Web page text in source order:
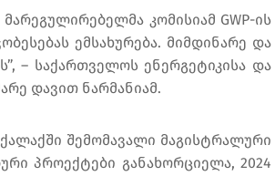
კომისიამ GWP-ის
ემსახურება. მიმდინარე და
– საქართველოს ენერგეტიკისა და
დავით ნარმანიამ.
ქალაქში შემომავალი მაგისტრალური
პროექტები განახორციელა, 2024